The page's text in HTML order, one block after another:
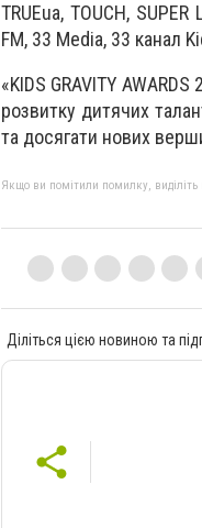
TRUEua, TOUCH,
FM, 33 Media, 33 канал
«KIDS GRAVITY
розвитку дитячих
та досягати нових
Якщо ви помітили помилку, виділіть
Діліться цією новиною та